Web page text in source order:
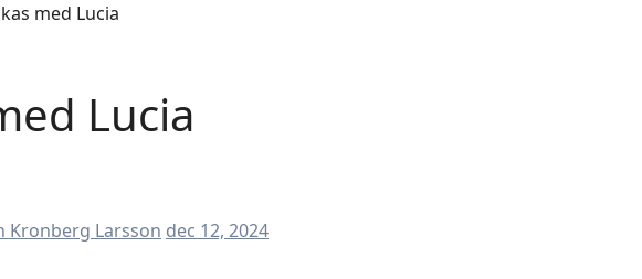
med Lucia
Lucia
Kronberg Larsson dec 12, 2024